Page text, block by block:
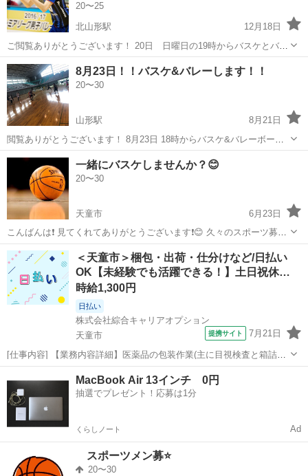
20〜25
北山形駅
12月18日
ご閲覧ありがとうございます！ 20日 日曜日の19時からバスケとバレ
ー行います！ やってみたいと少しでも興味あるかた、初心者、経験者
問わず募集してるのでコメントお願いします！ 楽しい時間にしましょ
う！
山形 山形市 北山形駅 い人
8月23日！！バスケ&バレーします！！
20〜30
山形駅
8月21日
閲覧ありがとうございます！ 8月23日 18時からバスケ&バレーボール
します！🙌 初心者も経験者の方も男女仲良くできたらいいなって思い
ます！わたしも未経験なので同じような方ぜひぜひ！ 気軽に参加、コ
メントお待ちしてます！😌😌
山形 山形市 山形駅 バスケットボール
一緒にバスケしませんか？😊
20〜30
天童市
6月23日
こんばんは❗️ 見てくれてありがとうございます❗️😊 久々のスポーツ募集
です❗️❗️❗️✨ 6/24(水)天童のスポーツセンター(IC近く)でバスケします❗️🏀
時間は19:00〜21:00までの2時間❗️❗️⏰ 経...
山形 天童市 バスケットボール バスケ
＜天童市＞梱包・出荷・仕分けなど/日払い
OK【未経験でも活躍できる！】土日祝休…
時給1,300円
日払い
株式会社綜合キャリアオプション
天童市
提携サイト 7月21日
[仕事内容] 【業務内容詳細】医薬品の包装作業(主に目視検査と箱詰め
作業)。 印字の目視検査や、 薬を纏めて箱に詰めるな製造未経験から
でも始められます。 クリーンルームですが、 冷暖房完備で常に23℃の
環境で働きやすい。 基...
MacBook Air 13インチ 0円
抽選でプレゼント！応募は1分
くらしノート Ad
スポーツメン募⭐️
20〜30